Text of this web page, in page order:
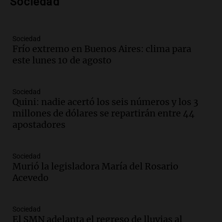
investigación internacional sobre asma
Episodios
Audio.Suspenden descuento en SUBE y
aumentan tarifas del SUBTE en Buenos
Episodios
Audio.Kicillof critica la desregulación
financiera y el aumento de la morosidad
Episodios
Audio.La UNT evalúa apelación ante la
Corte Suprema tras fallo que aparta a
Episodios
Sociedad
Frío extremo en Buenos Aires: clima para
este lunes 10 de agosto
Sociedad
Quini: nadie acertó los seis números y los 3
millones de dólares se repartirán entre 44
apostadores
Sociedad
Murió la legisladora María del Rosario
Acevedo
Sociedad
El SMN adelanta el regreso de lluvias al